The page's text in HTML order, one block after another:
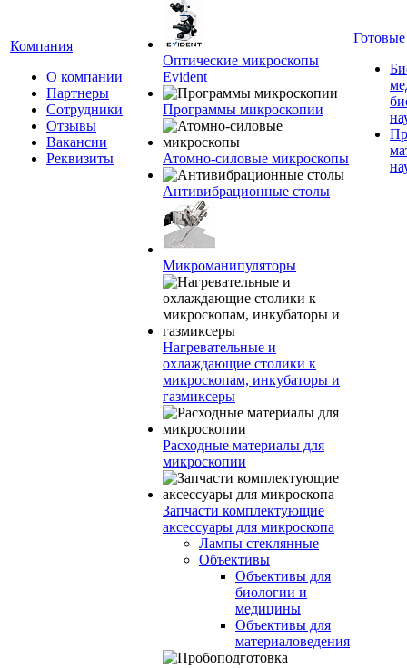
Компания
О компании
Партнеры
Сотрудники
Отзывы
Вакансии
Реквизиты
Оптические микроскопы
Evident
Программы микроскопии
Атомно-силовые микроскопы
Антивибрационные столы
Микроманипуляторы
Нагревательные и
охлаждающие столики к
микроскопам, инкубаторы и
газмиксеры
Расходные материалы для
микроскопии
Запчасти комплектующие
аксессуары для микроскопа
Лампы стеклянные
Объективы
Объективы для
биологии и
медицины
Объективы для
материаловедения